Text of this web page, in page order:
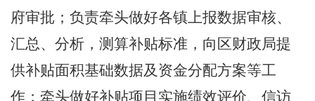
府审批；负责牵头做好各镇上报数据审核、
汇总、分析，测算补贴标准，向区财政局提
供补贴面积基础数据及资金分配方案等工
作；牵头做好补贴项目实施绩效评价、信访